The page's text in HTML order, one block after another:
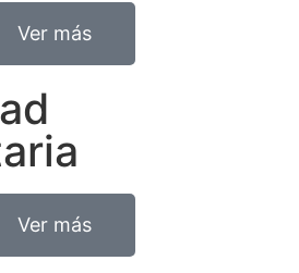
Ver más
Ver más